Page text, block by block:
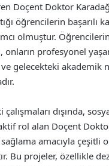
Doçent Doktor
öğrencilerin başarılı
olmuştur.
onların profesyonel
gelecekteki akademik
çalışmaları dışında,
rol alan Doçent
amacıyla çeşitli
Bu projeler, özellikle